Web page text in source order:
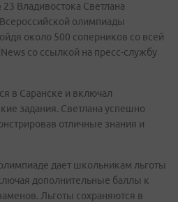
Владивостока Светлана
олимпиады
около 500 соперников со всей
со ссылкой на пресс-службу
в Саранске и включал
задания. Светлана успешно
отличные знания и
дает школьникам льготы
дополнительные баллы к
Льготы сохраняются в